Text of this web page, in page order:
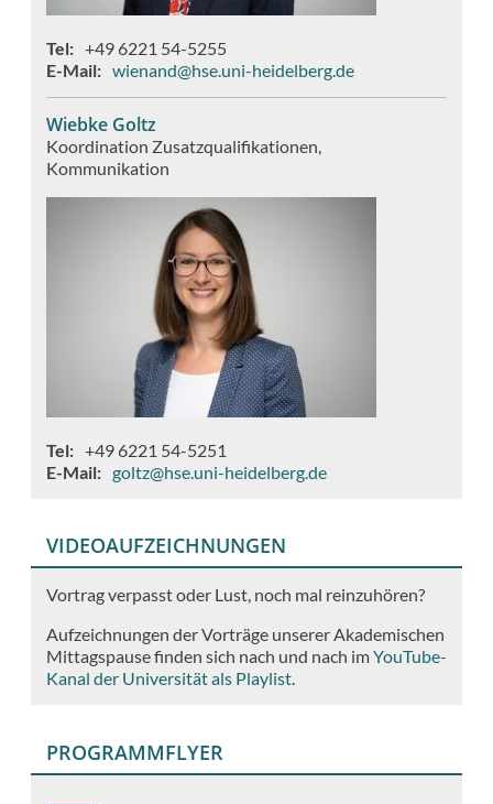
Tel
+49 6221 54-5255
E-Mail
wienand@hse.uni-heidelberg.de
Wiebke Goltz
Koordination Zusatzqualifikationen
Kommunikation
Tel
+49 6221 54-5251
E-Mail
goltz@hse.uni-heidelberg.de
VIDEOAUFZEICHNUNGEN
Vortrag verpasst oder Lust, noch mal reinzuhören?
Aufzeichnungen der Vorträge unserer Akademischen
Mittagspause finden sich nach und nach imYouTube-
Kanal der Universität als Playlist.
PROGRAMMFLYER